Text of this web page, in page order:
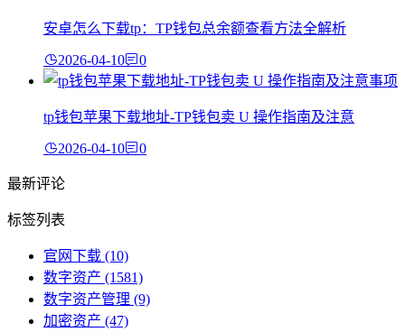
安卓怎么下载tp：TP钱包总余额查看方法全解析
2026-04-10 0
tp钱包苹果下载地址-TP钱包卖 U 操作指南及注意
2026-04-10 0
最新评论
标签列表
官网下载 (10)
数字资产 (1581)
数字资产管理 (9)
加密资产 (47)